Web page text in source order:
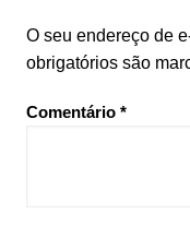
O seu endereço de
obrigatórios são
Comentário *